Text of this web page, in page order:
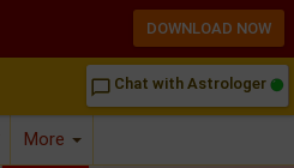
chat_bubble_outline Chat with Astrologer
More
DOWNLOAD NOW